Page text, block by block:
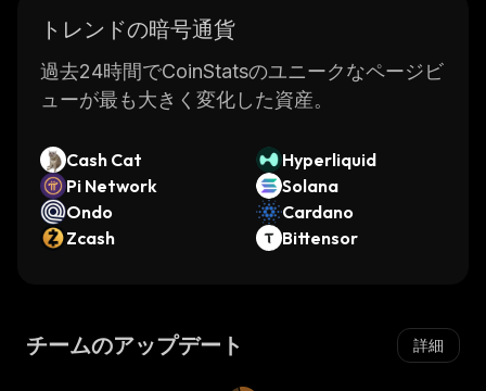
トレンドの暗号通貨
過去24時間でCoinStatsのユニークなページビ
ューが最も大きく変化した資産。
Cash Cat
Hyperliquid
Pi Network
Solana
Ondo
Cardano
Zcash
Bittensor
チームのアップデート 詳細